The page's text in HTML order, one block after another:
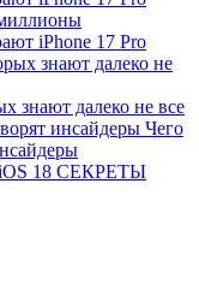
iPhone 17 Pro
знают далеко не все
Чего
СЕКРЕТЫ